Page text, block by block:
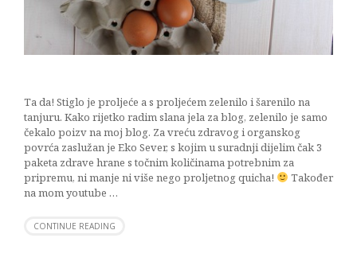
Ta da! Stiglo je proljeće a s proljećem zelenilo i šarenilo na
tanjuru. Kako rijetko radim slana jela za blog, zelenilo je samo
čekalo poizv na moj blog. Za vreću zdravog i organskog
povrća zaslužan je Eko Sever, s kojim u suradnji dijelim čak 3
paketa zdrave hrane s točnim količinama potrebnim za
pripremu, ni manje ni više nego proljetnog quicha!
Također
na mom youtube …
CONTINUE READING